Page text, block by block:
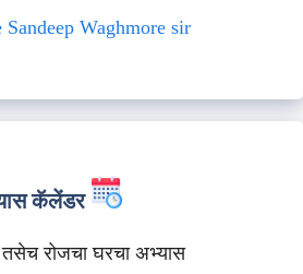
Waghmore sir
कॅलेंडर
तसेच रोजचा घरचा अभ्यास